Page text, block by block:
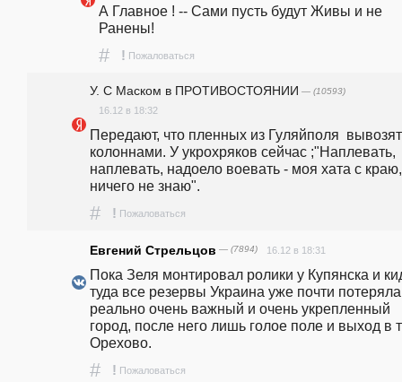
А Главное ! -- Сами пусть будут Живы и не
Ранены!
# ! Пожаловаться
У. С Маском в ПРОТИВОСТОЯНИИ — (10593)
16.12 в 18:32
Передают, что пленных из Гуляйполя  вывозят
колоннами. У укрохряков сейчас ;"Наплевать,
наплевать, надоело воевать - моя хата с краю,
ничего не знаю".
# ! Пожаловаться
Евгений Стрельцов — (7894) 16.12 в 18:31
Пока Зеля монтировал ролики у Купянска и
туда все резервы Украина уже почти потеряла
реально очень важный и очень укрепленный
город, после него лишь голое поле и выход в
Орехово.
# ! Пожаловаться